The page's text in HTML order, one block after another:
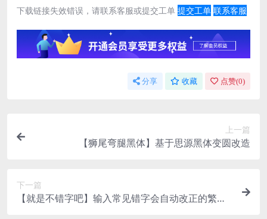
下载链接失效错误，请联系客服或提交工单 提交工单 联系客服
分享 收藏 点赞(0)
上一篇
【狮尾弯腿黑体】基于思源黑体变圆改造
下一篇
【就是不错字吧】输入常见错字会自动改正的繁体